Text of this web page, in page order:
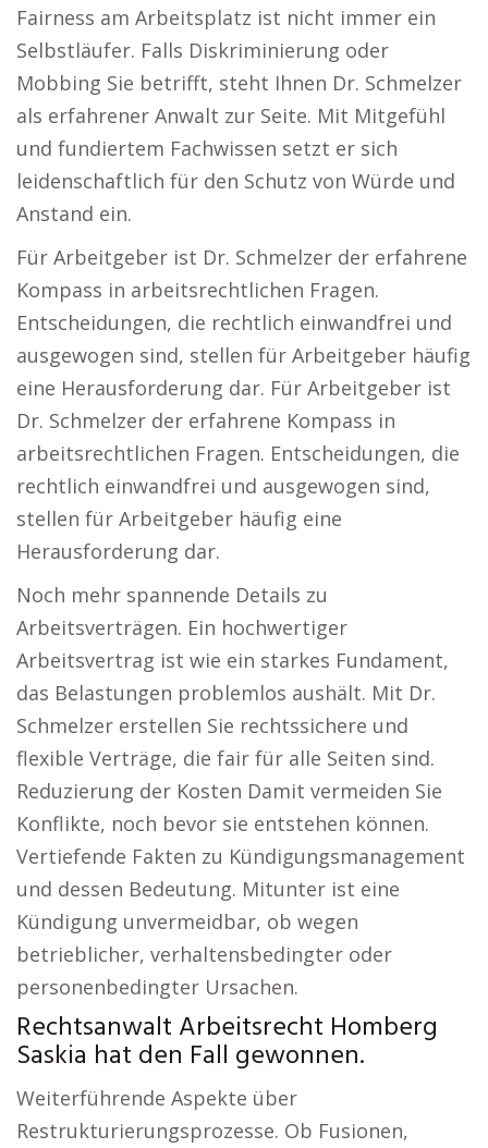
Fairness am Arbeitsplatz ist nicht immer ein
Selbstläufer. Falls Diskriminierung oder
Mobbing Sie betrifft, steht Ihnen Dr. Schmelzer
als erfahrener Anwalt zur Seite. Mit Mitgefühl
und fundiertem Fachwissen setzt er sich
leidenschaftlich für den Schutz von Würde und
Anstand ein.
Für Arbeitgeber ist Dr. Schmelzer der erfahrene
Kompass in arbeitsrechtlichen Fragen.
Entscheidungen, die rechtlich einwandfrei und
ausgewogen sind, stellen für Arbeitgeber häufig
eine Herausforderung dar. Für Arbeitgeber ist
Dr. Schmelzer der erfahrene Kompass in
arbeitsrechtlichen Fragen. Entscheidungen, die
rechtlich einwandfrei und ausgewogen sind,
stellen für Arbeitgeber häufig eine
Herausforderung dar.
Noch mehr spannende Details zu
Arbeitsverträgen. Ein hochwertiger
Arbeitsvertrag ist wie ein starkes Fundament,
das Belastungen problemlos aushält. Mit Dr.
Schmelzer erstellen Sie rechtssichere und
flexible Verträge, die fair für alle Seiten sind.
Reduzierung der Kosten Damit vermeiden Sie
Konflikte, noch bevor sie entstehen können.
Vertiefende Fakten zu Kündigungsmanagement
und dessen Bedeutung. Mitunter ist eine
Kündigung unvermeidbar, ob wegen
betrieblicher, verhaltensbedingter oder
personenbedingter Ursachen.
Rechtsanwalt Arbeitsrecht Homberg
Saskia hat den Fall gewonnen.
Weiterführende Aspekte über
Restrukturierungsprozesse. Ob Fusionen,